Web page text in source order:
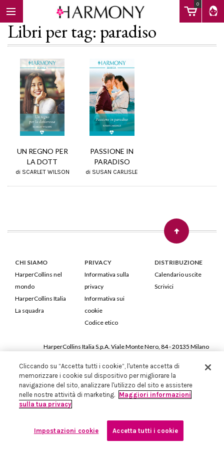
0
EBOOK
Calendario
FAQ
Libri per tag: paradiso
UN REGNO PER
LA DOTT
di SCARLET WILSON
PASSIONE IN
PARADISO
di SUSAN CARLISLE
CHI SIAMO
HarperCollins nel
mondo
HarperCollins Italia
La squadra
PRIVACY
Informativa sulla
privacy
Informativa sui
cookie
Codice etico
DISTRIBUZIONE
Calendario uscite
Scrivici
HarperCollins Italia S.p.A. Viale Monte Nero, 84 - 20135 Milano
Iscritta in Milano al Registro delle imprese nr.198004 e REA nr.1051898
Cliccando su “Accetta tutti i cookie”, l'utente accetta di
memorizzare i cookie sul dispositivo per migliorare la
navigazione del sito, analizzare l'utilizzo del sito e assistere
nelle nostre attività di marketing. Maggiori informazioni
sulla tua privacy
Impostazioni cookie Accetta tutti i cookie